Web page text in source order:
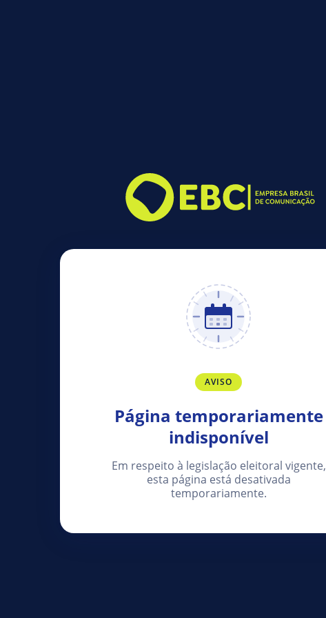
AVISO
Página temporariamente
indisponível
Em respeito à legislação eleitoral vigente,
esta página está desativada
temporariamente.